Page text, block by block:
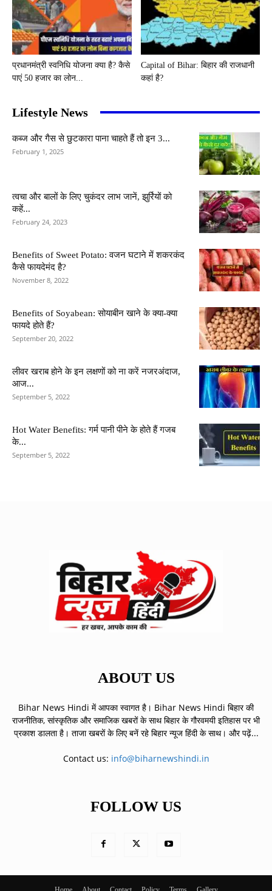
प्रधानमंत्री स्वनिधि योजना क्या है? कैसे
पाएं 50 हजार का लोन...
Capital of Bihar: बिहार की राजधानी
कहां है?
Lifestyle News
कब्ज और गैस से छुटकारा पाना चाहते हैं तो इन 3...
February 1, 2025
त्वचा और बालों के लिए चुकंदर लाभ जानें, झुर्रियों को
कहें...
February 24, 2023
Benefits of Sweet Potato: वजन घटाने में शकरकंद
कैसे फायदेमंद है?
November 8, 2022
Benefits of Soyabean: सोयाबीन खाने के क्या-क्या
फायदे होते हैं?
September 20, 2022
लीवर खराब होने के इन लक्षणों को ना करें नजरअंदाज,
आज...
September 5, 2022
Hot Water Benefits: गर्म पानी पीने के होते हैं गजब
के...
September 5, 2022
ABOUT US
Bihar News Hindi में आपका स्वागत है। Bihar News Hindi बिहार की
राजनीतिक, सांस्कृतिक और समाजिक खबरों के साथ बिहार के गौरवमयी इतिहास पर भी
प्रकाश डालता है। ताजा खबरों के लिए बनें रहे बिहार न्यूज हिंदी के साथ। और पढ़ें...
Contact us: info@biharnewshindi.in
FOLLOW US